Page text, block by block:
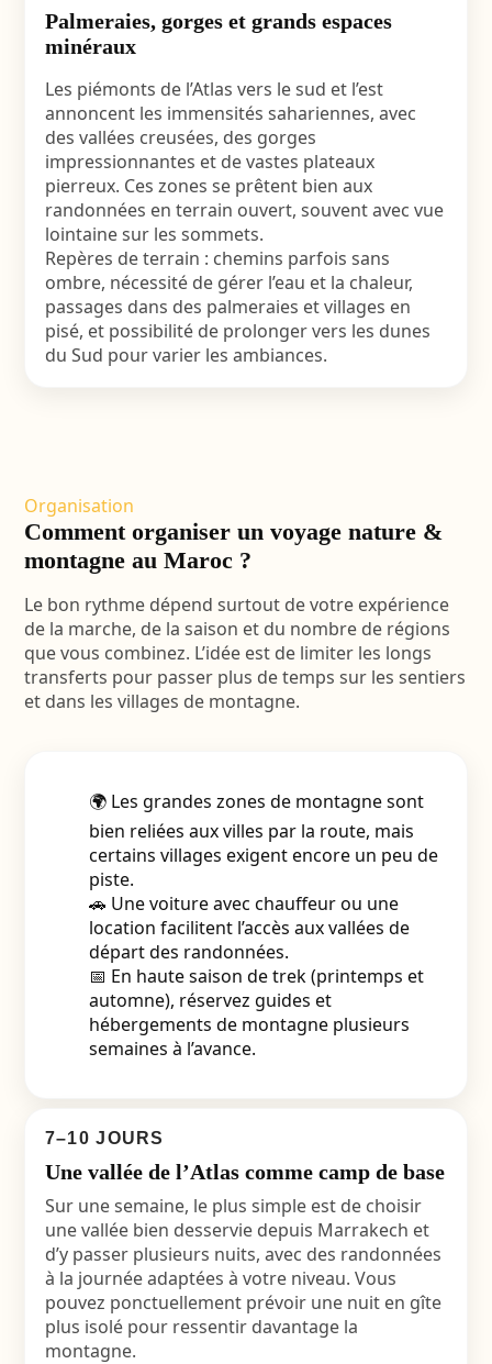
Palmeraies, gorges et grands espaces
minéraux
Les piémonts de l’Atlas vers le sud et l’est
annoncent les immensités sahariennes, avec
des vallées creusées, des gorges
impressionnantes et de vastes plateaux
pierreux. Ces zones se prêtent bien aux
randonnées en terrain ouvert, souvent avec vue
lointaine sur les sommets.
Repères de terrain : chemins parfois sans
ombre, nécessité de gérer l’eau et la chaleur,
passages dans des palmeraies et villages en
pisé, et possibilité de prolonger vers les dunes
du Sud pour varier les ambiances.
Organisation
Comment organiser un voyage nature &
montagne au Maroc ?
Le bon rythme dépend surtout de votre expérience
de la marche, de la saison et du nombre de régions
que vous combinez. L’idée est de limiter les longs
transferts pour passer plus de temps sur les sentiers
et dans les villages de montagne.
🌍 Les grandes zones de montagne sont
bien reliées aux villes par la route, mais
certains villages exigent encore un peu de
piste.
🚗 Une voiture avec chauffeur ou une
location facilitent l’accès aux vallées de
départ des randonnées.
📅 En haute saison de trek (printemps et
automne), réservez guides et
hébergements de montagne plusieurs
semaines à l’avance.
7–10 JOURS
Une vallée de l’Atlas comme camp de base
Sur une semaine, le plus simple est de choisir
une vallée bien desservie depuis Marrakech et
d’y passer plusieurs nuits, avec des randonnées
à la journée adaptées à votre niveau. Vous
pouvez ponctuellement prévoir une nuit en gîte
plus isolé pour ressentir davantage la
montagne.